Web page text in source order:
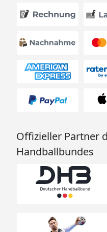
Offizieller Partner
Handballbundes